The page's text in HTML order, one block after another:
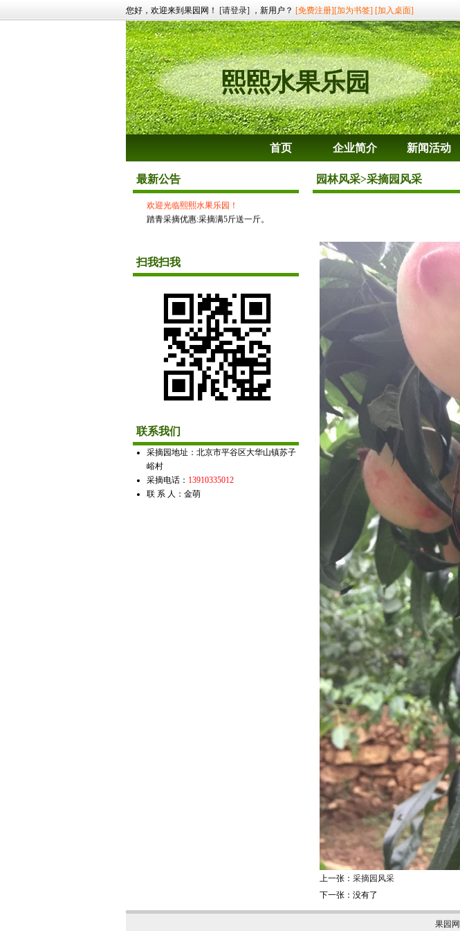
您好，欢迎来到果园网！ [请登录] ，新用户？ [免费注册][加为书签] [加入桌面]
熙熙水果乐园
首页 企业简介 新闻活动
最新公告
欢迎光临熙熙水果乐园！
踏青采摘优惠:采摘满5斤送一斤。
扫我扫我
联系我们
采摘园地址：北京市平谷区大华山镇苏子
峪村
采摘电话： 13910335012
联 系 人：金萌
园林风采>采摘园风采
上一张： 采摘园风采
下一张：没有了
果园网